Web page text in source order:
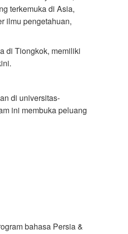
terkemuka di Asia,
ilmu pengetahuan,
di Tiongkok, memiliki
di universitas-
ini membuka peluang
bahasa Persia &